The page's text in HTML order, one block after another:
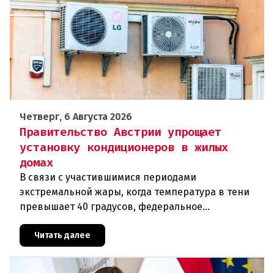
Четверг, 6 Августа 2026
Правительство Австрии упрощает
установку кондиционеров в жилых
домах
В связи с участившимися периодами
экстремальной жары, когда температура в тени
превышает 40 градусов, федеральное
проблемы перегрева жилых помещений. В среду н
Читать далее